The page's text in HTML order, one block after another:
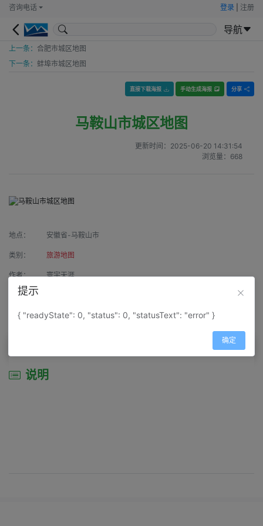
咨询电话 登录 注册
导航
上一条： 合肥市城区地图
下一条： 蚌埠市城区地图
直接下载海报 手动生成海报 分享
马鞍山市城区地图
更新时间： 2025-06-20 14:31:54
浏览量： 668
地点： 安徽省-马鞍山市
类别： 旅游地图
作者： 寰宇天涯
来源：
属性： 地图属性： 地图类型-城市城区图
说明
提示
{ "readyState": 0, "status": 0, "statusText": "error" }
确定